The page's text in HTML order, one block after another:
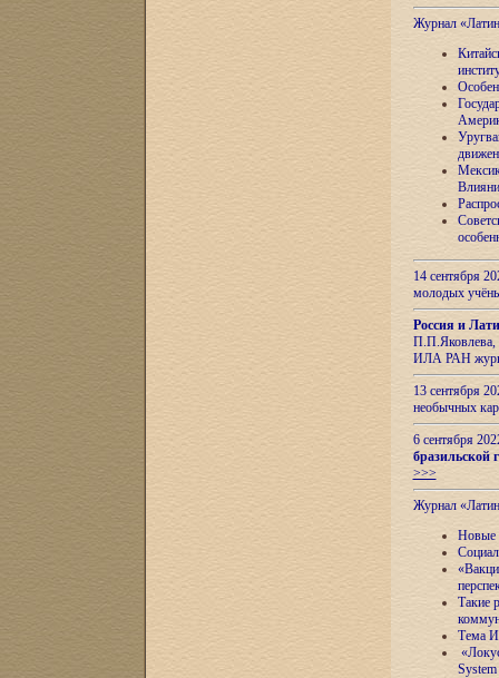
Журнал
14 сентября
молодых
Россия и
П.П.Яковлева,
ИЛА РАН
13 сентября
необычных
6 сентября
бразильской
>>>
Журнал
Новые
Такие
Тема